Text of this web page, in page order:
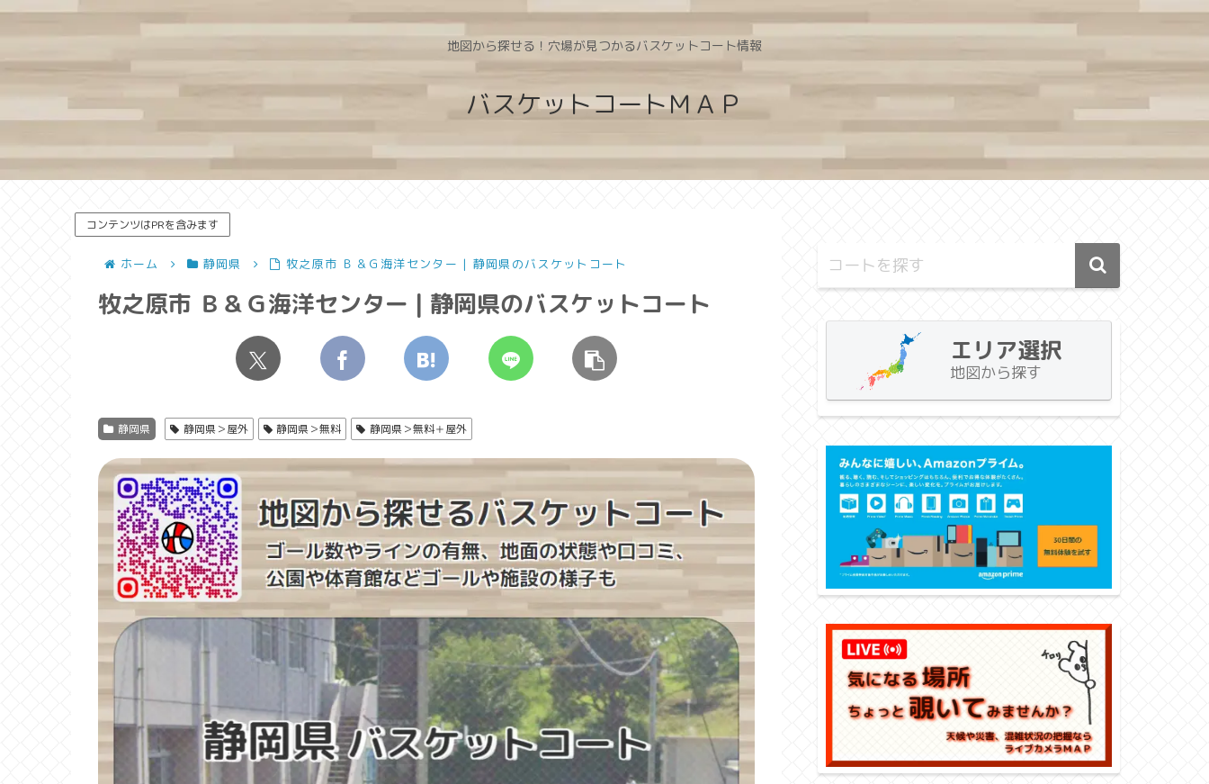
地図から探せる！穴場が見つかるバスケットコート情報
バスケットコートＭＡＰ
コンテンツはPRを含みます
ホーム 静岡県 牧之原市 Ｂ＆Ｇ海洋センター | 静岡県のバスケットコート
牧之原市 Ｂ＆Ｇ海洋センター | 静岡県のバスケットコート
静岡県 静岡県＞屋外 静岡県＞無料 静岡県＞無料＋屋外
エリア選択
地図から探す